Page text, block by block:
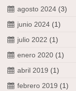
agosto 2024 (3)
junio 2024 (1)
julio 2022 (1)
enero 2020 (1)
abril 2019 (1)
febrero 2019 (1)